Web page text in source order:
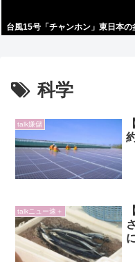
台風15号「チャンホン」東日本の
科学
talk嫌儲
talkニュー速＋